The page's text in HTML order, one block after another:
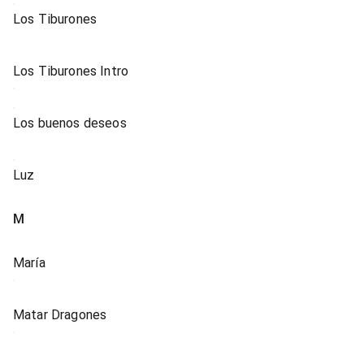
Los Tiburones
Los Tiburones Intro
Los buenos deseos
Luz
M
María
Matar Dragones